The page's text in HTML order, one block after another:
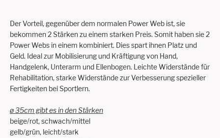
Der Vorteil, gegenüber dem normalen Power Web ist, sie
bekommen 2 Stärken zu einem starken Preis. Somit haben sie 2
Power Webs in einem kombiniert. Dies spart ihnen Platz und
Geld. Ideal zur Mobilisierung und Kräftigung von Hand,
Handgelenk, Unterarm und Ellenbogen. Leichte Widerstände für
Rehabilitation, starke Widerstände zur Verbesserung spezieller
Fertigkeiten bei Sportlern.
ø 35cm gibt es in den Stärken
beige/rot, schwach/mittel
gelb/grün, leicht/stark